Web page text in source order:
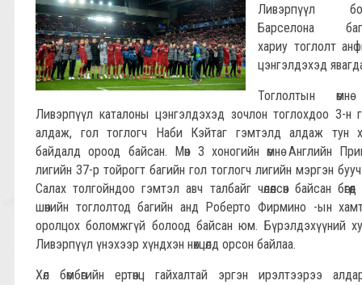
Ливэрпүүл
Барселона
хариу тоглолт
цэнгэлдэхэд
Тоглолтын
Ливэрпүүл каталоны цэнгэлдэхэд зочлон тоглохдоо 3-н
алдаж, гол тоглогч Наби Кэйтаг гэмтэлд алдаж тун
байдалд ороод байсан. Мөн 3 хоногийн өмнө Английн
лигийн 37-р тойрогт багийн гол тоглогч лигийн мэргэн
Салах толгойндоо гэмтэл авч талбайг чөлөөлсөн байсан
шөнийн тоглолтод багийн анд Роберто Фирмино -ын
оролцох боломжгүй болоод байсан юм. Бүрэлдэхүүний
Ливэрпүүл үнэхээр хүндхэн нөхцөлд орсон байлаа.
Хөл бөмбөгийн ертөнц гайхалтай эргэн ирэлтээрээ